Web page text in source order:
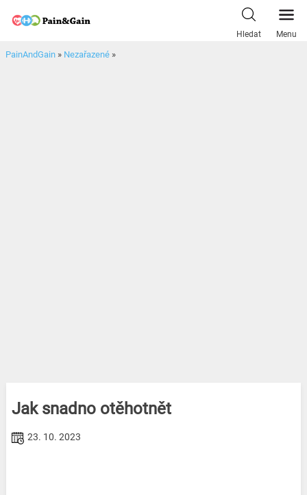
Hledat Menu
PainAndGain » Nezařazené »
Jak snadno otěhotnět
23. 10. 2023